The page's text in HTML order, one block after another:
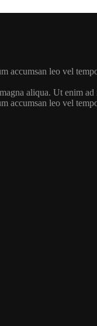
accumsan leo vel
aliqua. Ut enim
accumsan leo vel